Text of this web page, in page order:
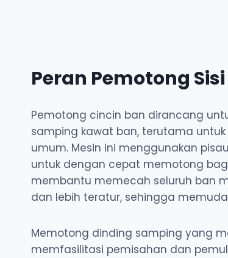
Peran Pemotong
Pemotong cincin ban dirancang
samping kawat ban, terutama
umum. Mesin ini menggunakan
untuk dengan cepat memotong
membantu memecah seluruh ban
dan lebih teratur, sehingga
Memotong dinding samping yang
memfasilitasi pemisahan dan